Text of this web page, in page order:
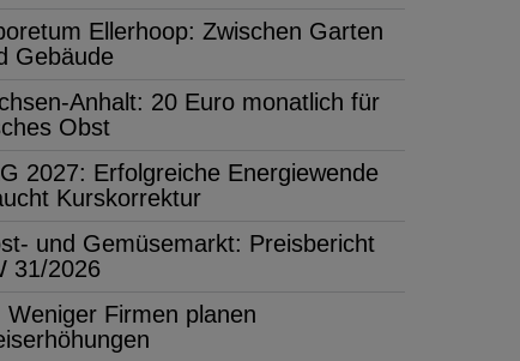
Ellerhoop: Zwischen Garten
Gebäude
Anhalt: 20 Euro monatlich für
Obst
2027: Erfolgreiche Energiewende
Kurskorrektur
und Gemüsemarkt: Preisbericht
31/2026
Weniger Firmen planen